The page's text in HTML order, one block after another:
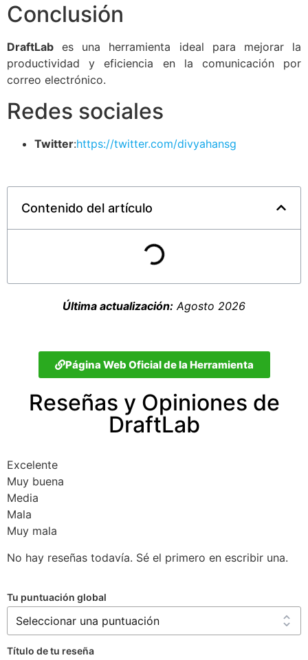
Conclusión
DraftLab es una herramienta ideal para mejorar la
productividad y eficiencia en la comunicación por
correo electrónico.
Redes sociales
Twitter:https://twitter.com/divyahansg
Contenido del artículo
Última actualización: Agosto 2026
Página Web Oficial de la Herramienta
Reseñas y Opiniones de
DraftLab
Excelente
Muy buena
Media
Mala
Muy mala
No hay reseñas todavía. Sé el primero en escribir una.
Tu puntuación global
Título de tu reseña